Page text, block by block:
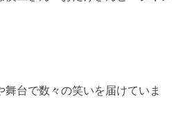
舞台で数々の笑いを届けていま